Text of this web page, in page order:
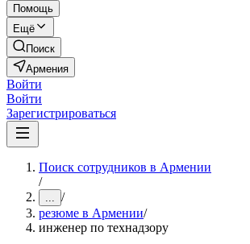
Помощь
Ещё
Поиск
Армения
Войти
Войти
Зарегистрироваться
Поиск сотрудников в Армении
/
... /
резюме в Армении/
инженер по технадзору